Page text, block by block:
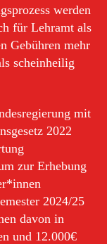
werden
für Lehramt als
Gebühren mehr
scheinheilig
mit
2022
zur Erhebung
2024/25
davon in
und 12.000€